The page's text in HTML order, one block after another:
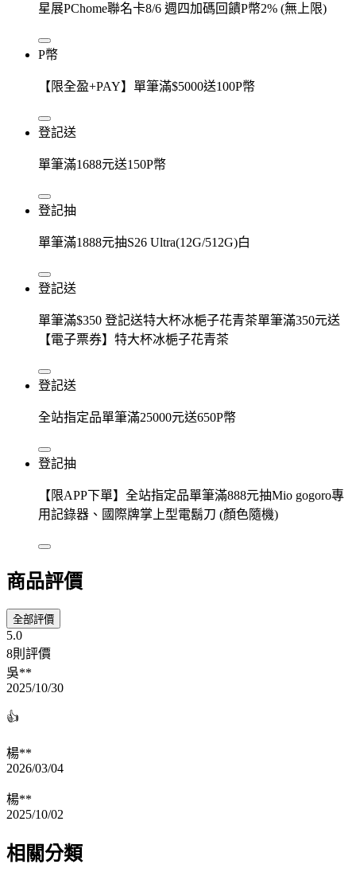
星展PChome聯名卡8/6 週四加碼回饋P幣2% (無上限)
P幣
【限全盈+PAY】單筆滿$5000送100P幣
登記送
單筆滿1688元送150P幣
登記抽
單筆滿1888元抽S26 Ultra(12G/512G)白
登記送
單筆滿$350 登記送特大杯冰梔子花青茶單筆滿350元送
【電子票券】特大杯冰梔子花青茶
登記送
全站指定品單筆滿25000元送650P幣
登記抽
【限APP下單】全站指定品單筆滿888元抽Mio gogoro專
用記錄器、國際牌掌上型電鬍刀 (顏色隨機)
商品評價
全部評價
5.0
8則評價
吳**
2025/10/30
👍
楊**
2026/03/04
楊**
2025/10/02
相關分類